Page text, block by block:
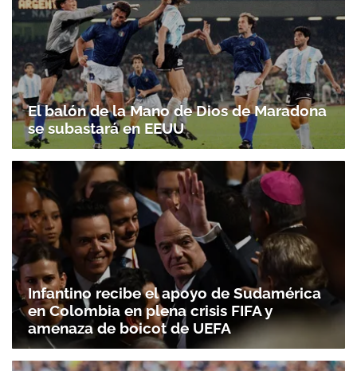
El balón de la Mano de Dios de Maradona
se subastará en EEUU
Infantino recibe el apoyo de Sudamérica
en Colombia en plena crisis FIFA y
amenaza de boicot de UEFA